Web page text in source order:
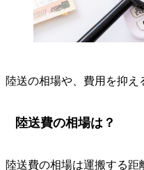
陸送の相場や、費用を抑え
陸送費の相場は？
陸送費の相場は運搬する距